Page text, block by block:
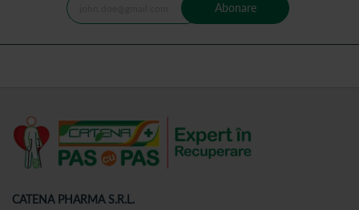
Abonare
CATENA PHARMA S.R.L.